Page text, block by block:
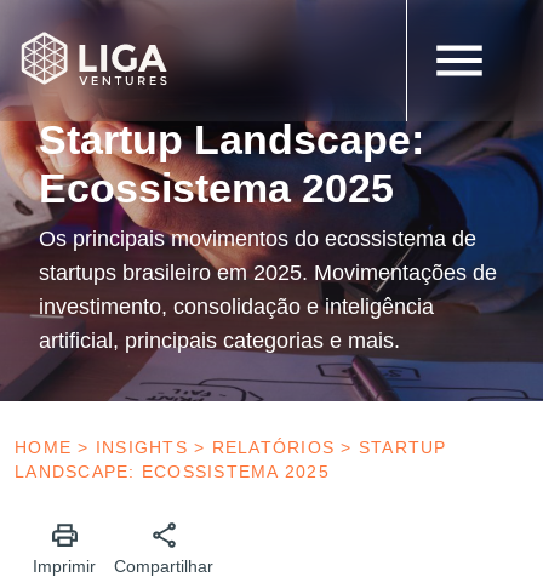
29 de janeiro de 2026
Follow-on
Startup Landscape:
Ecossistema 2025
Os principais movimentos do ecossistema de
startups brasileiro em 2025. Movimentações de
investimento, consolidação e inteligência
artificial, principais categorias e mais.
HOME > INSIGHTS > RELATÓRIOS > STARTUP
LANDSCAPE: ECOSSISTEMA 2025
Imprimir Compartilhar